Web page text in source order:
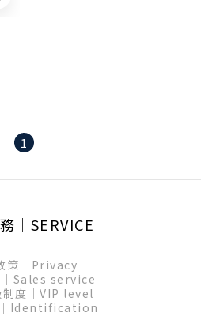
1
│SERVICE
策│Privacy
│Sales service
制度│VIP level
│Identification